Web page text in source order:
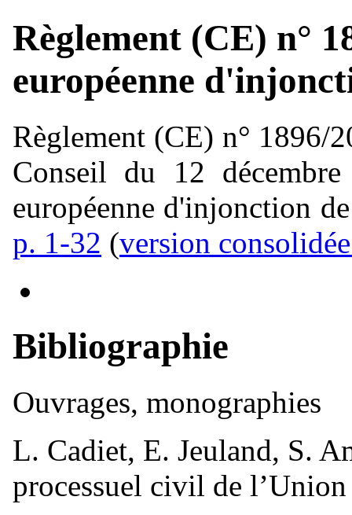
Règlement (CE) n°
européenne
Règlement (CE) n° 1896/
Conseil du 12
européenne d'injonction
p. 1-32 (version
Bibliographie
Ouvrages, monographies
L. Cadiet, E. Jeuland, S.
processuel civil de